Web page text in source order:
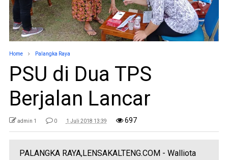
Home Palangka Raya
PSU di Dua TPS
Berjalan Lancar
admin 1 0 1 Juli 2018 13:39 697
PALANGKA RAYA,LENSAKALTENG.COM - Walliota